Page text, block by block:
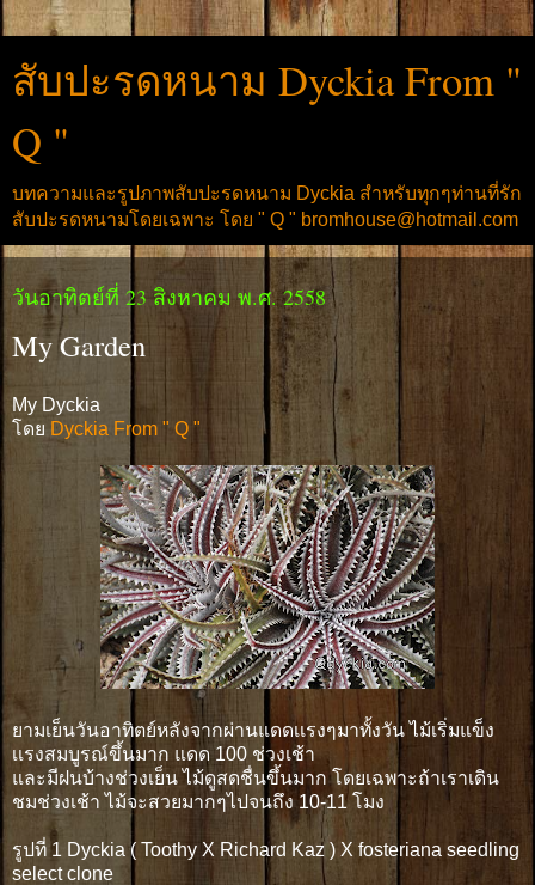
สับปะรดหนาม Dyckia From "
Q "
บทความและรูปภาพสับปะรดหนาม Dyckia สำหรับทุกๆท่านที่รัก
สับปะรดหนามโดยเฉพาะ โดย " Q " bromhouse@hotmail.com
วันอาทิตย์ที่ 23 สิงหาคม พ.ศ. 2558
My Garden
My Dyckia
โดย Dyckia From " Q "
ยามเย็นวันอาทิตย์หลังจากผ่านแดดเเรงๆมาทั้งวัน ไม้เริ่มแข็ง
เเรงสมบูรณ์ขึ้นมาก แดด 100 ช่วงเช้า
และมีฝนบ้างช่วงเย็น ไม้ดูสดชื่นขึ้นมาก โดยเฉพาะถ้าเราเดิน
ชมช่วงเช้า ไม้จะสวยมากๆไปจนถึง 10-11 โมง
รูปที่ 1 Dyckia ( Toothy X Richard Kaz ) X fosteriana seedling
select clone